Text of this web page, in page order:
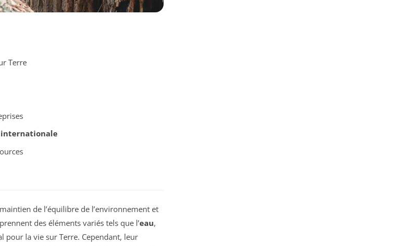
Terre
de l’équilibre de l’environnement et
des éléments variés tels que l’eau,
pour la vie sur Terre. Cependant, leur